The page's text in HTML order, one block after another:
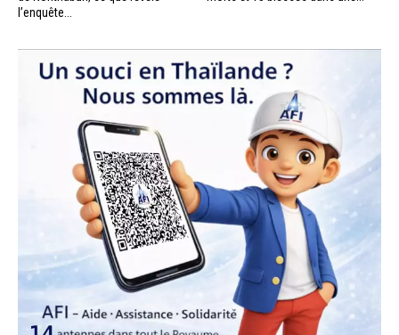
l’enquête...